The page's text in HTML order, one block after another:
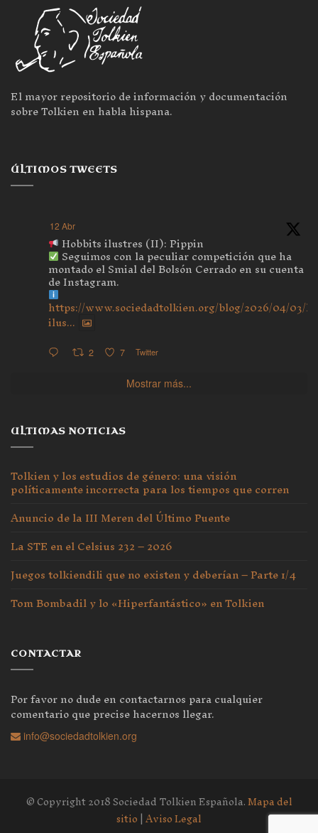
El mayor repositorio de información y documentación
sobre Tolkien en habla hispana.
ÚLTIMOS TWEETS
12 Abr
Hobbits ilustres (II): Pippin
Seguimos con la peculiar competición que ha
montado el Smial del Bolsón Cerrado en su cuenta
de Instagram.
https://www.sociedadtolkien.org/blog/2026/04/03/
ilus...
2 7 Twitter
Mostrar más...
ULTIMAS NOTICIAS
Tolkien y los estudios de género: una visión
políticamente incorrecta para los tiempos que corren
Anuncio de la III Meren del Último Puente
La STE en el Celsius 232 – 2026
Juegos tolkiendili que no existen y deberían – Parte 1/4
Tom Bombadil y lo «Hiperfantástico» en Tolkien
CONTACTAR
Por favor no dude en contactarnos para cualquier
comentario que precise hacernos llegar.
info@sociedadtolkien.org
© Copyright 2018 Sociedad Tolkien Española.Mapa del
sitio|Aviso Legal